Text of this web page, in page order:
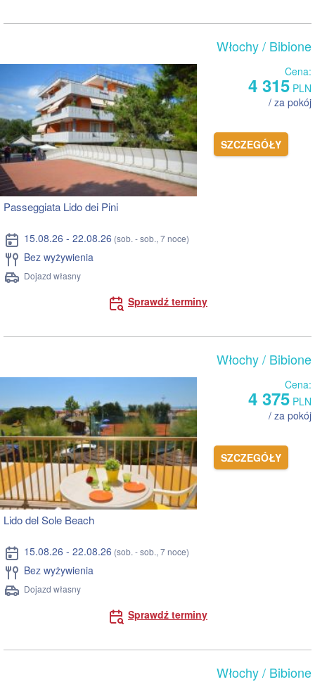
Włochy/ Bibione
Cena:
4 315 PLN
/ za pokój
SZCZEGÓŁY
Passeggiata Lido dei Pini
15.08.26 - 22.08.26 (sob. - sob., 7 noce)
Bez wyżywienia
Dojazd własny
Sprawdź terminy
Włochy/ Bibione
Cena:
4 375 PLN
/ za pokój
SZCZEGÓŁY
Lido del Sole Beach
15.08.26 - 22.08.26 (sob. - sob., 7 noce)
Bez wyżywienia
Dojazd własny
Sprawdź terminy
Włochy/ Bibione